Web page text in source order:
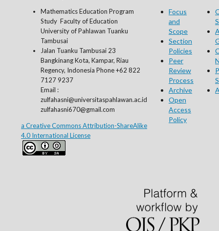
Mathematics Education Program
Study Faculty of Education
University of Pahlawan Tuanku
Tambusai
Jalan Tuanku Tambusai 23
Bangkinang Kota, Kampar, Riau
Regency, Indonesia Phone +62 822
7127 9237
Email :
zulfahasni@universitaspahlawan.ac.id
zulfahasni670@gmail.com
a Creative Commons Attribution-ShareAlike
4.0 International License
Focus
and
Scope
Section
Policies
Peer
Review
Process
Archive
Open
Access
Policy